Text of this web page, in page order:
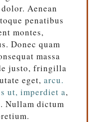
Aenean
penatibus
montes,
Donec quam
massa
justo, fringilla
eget, arcu.
ut, imperdiet a,
Nullam dictum